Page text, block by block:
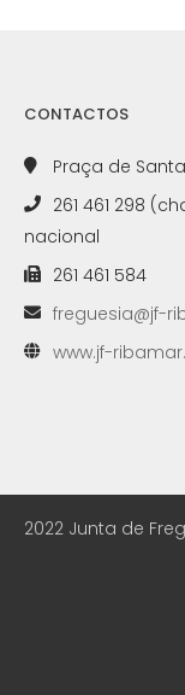
CONTACTOS
Praça de
261 461 298
nacional
261 461 584
freguesia@jf-
www.jf-
2022 Junta de